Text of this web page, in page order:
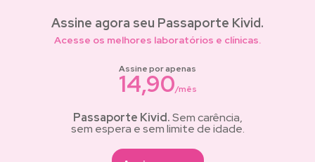
Assine agora seu Passaporte Kivid.
Acesse os melhores laboratórios e clínicas.
Assine por apenas
14,90/mês
Passaporte Kivid.Sem carência,
sem espera e sem limite de idade.